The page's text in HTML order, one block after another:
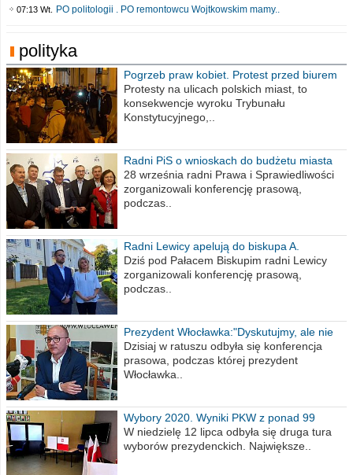
07:13 Wt. PO politologii . PO remontowcu Wojtkowskim mamy..
polityka
Pogrzeb praw kobiet. Protest przed biurem
poselskim PiS
Protesty na ulicach polskich miast, to
konsekwencje wyroku Trybunału
Konstytucyjnego,..
Radni PiS o wnioskach do budżetu miasta
na 2021 rok
28 września radni Prawa i Sprawiedliwości
zorganizowali konferencję prasową,
podczas..
Radni Lewicy apelują do biskupa A.
Wiesława Meringa
Dziś pod Pałacem Biskupim radni Lewicy
zorganizowali konferencję prasową,
podczas..
Prezydent Włocławka:"Dyskutujmy, ale nie
obrażajmy się”
Dzisiaj w ratuszu odbyła się konferencja
prasowa, podczas której prezydent
Włocławka..
Wybory 2020. Wyniki PKW z ponad 99
procent obwodów
W niedzielę 12 lipca odbyła się druga tura
wyborów prezydenckich. Największe..